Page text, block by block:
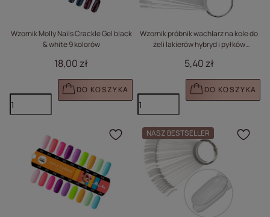
Wzornik Molly Nails Crackle Gel black
& white 9 kolorów
18,00 zł
DO KOSZYKA
Wzornik próbnik wachlarz na kole do
żeli lakierów hybryd i pyłków
5,40 zł
DO KOSZYKA
Kliknij, aby dodać
NASZ BESTSELLER